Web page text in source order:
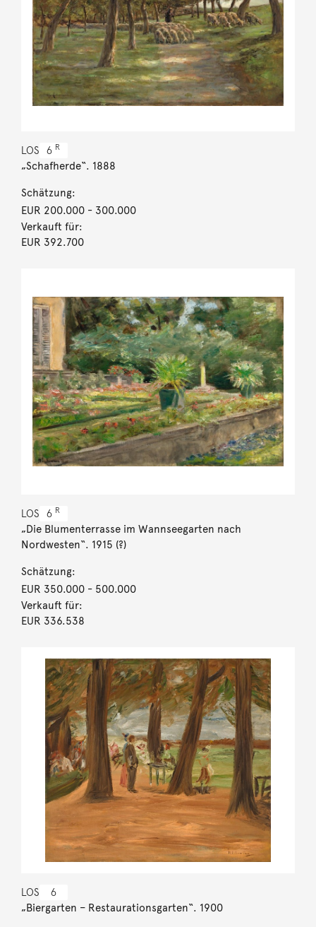
LOS 6 R
„Schafherde“. 1888
Schätzung:
EUR 200.000- 300.000
Verkauft für:
EUR 392.700
LOS 6 R
„Die Blumenterrasse im Wannseegarten nach
Nordwesten“. 1915 (?)
Schätzung:
EUR 350.000- 500.000
Verkauft für:
EUR 336.538
LOS 6
„Biergarten – Restaurationsgarten“. 1900